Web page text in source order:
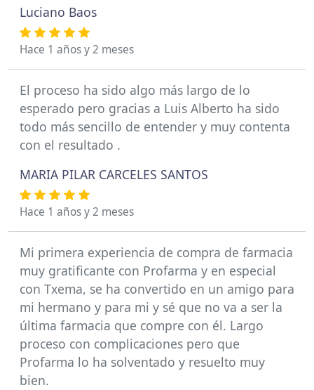
Luciano Baos
Hace 1 años y 2 meses
El proceso ha sido algo más largo de lo
esperado pero gracias a Luis Alberto ha sido
todo más sencillo de entender y muy contenta
con el resultado .
MARIA PILAR CARCELES SANTOS
Hace 1 años y 2 meses
Mi primera experiencia de compra de farmacia
muy gratificante con Profarma y en especial
con Txema, se ha convertido en un amigo para
mi hermano y para mi y sé que no va a ser la
última farmacia que compre con él. Largo
proceso con complicaciones pero que
Profarma lo ha solventado y resuelto muy
bien.